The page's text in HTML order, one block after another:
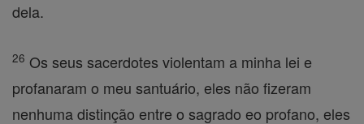
dela.
26 Os seus sacerdotes violentam a minha lei e
profanaram o meu santuário, eles não fizeram
nenhuma distinção entre o sagrado eo profano, eles